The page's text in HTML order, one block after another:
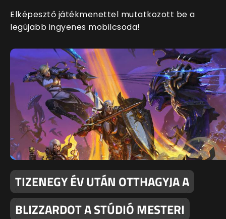
Elképesztő játékmenettel mutatkozott be a
legújabb ingyenes mobilcsoda!
TIZENEGY ÉV UTÁN OTTHAGYJA A
BLIZZARDOT A STÚDIÓ MESTERI